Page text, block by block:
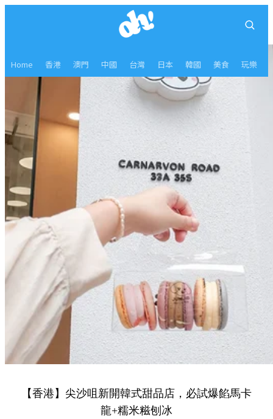
Home 香港 澳門 中國 台灣 日本 韓國 美食 玩樂
【香港】尖沙咀新開韓式甜品店，必試爆餡馬卡
龍+糯米糍刨冰